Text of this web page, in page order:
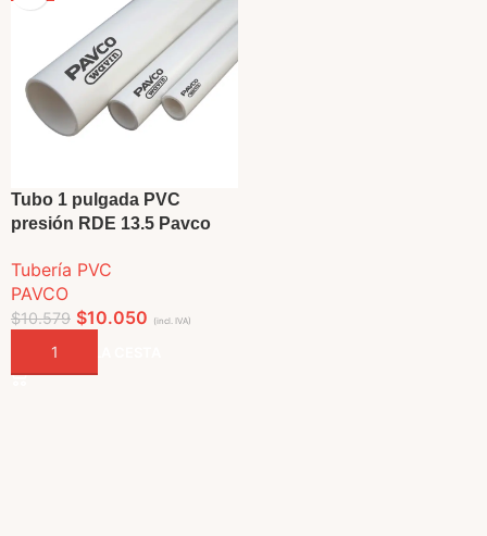
Tubo 1 pulgada PVC
presión RDE 13.5 Pavco
Tubería PVC
PAVCO
$10.579 $10.050 (incl. IVA)
AÑADIR A LA CESTA